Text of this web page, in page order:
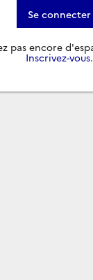
Se connecter
pas encore
Inscrivez-vous.